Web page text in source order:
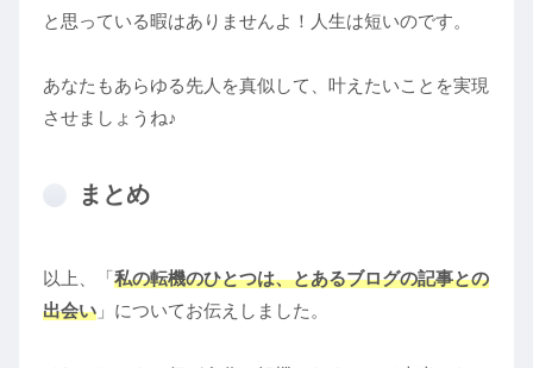
と思っている暇はありませんよ！人生は短いのです。
あなたもあらゆる先人を真似して、叶えたいことを実現
させましょうね♪
まとめ
以上、「私の転機のひとつは、とあるブログの記事との
出会い 」についてお伝えしました。